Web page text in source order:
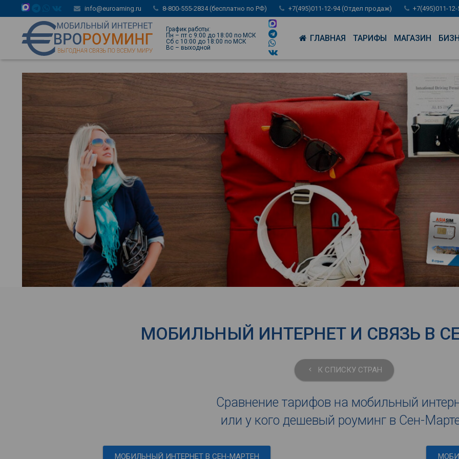
info@euroaming.ru 8-800-555-2834 (бесплатно по РФ) +7(495)011-12-94 (Отдел продаж) +7(495)011-
График работы:
Пн – пт с 9:00 до 18:00 по МСК
Сб с 10:00 до 18:00 по МСК
Вс – выходной
ГЛАВНАЯ ТАРИФЫ МАГАЗИН
МОБИЛЬНЫЙ ИНТЕРНЕТ И СВЯЗЬ В
keyboard_arrow_left К СПИСКУ СТРАН
Сравнение тарифов на мобильный
или у кого дешевый роуминг в Сен-
МОБИЛЬНЫЙ ИНТЕРНЕТ В СЕН-МАРТЕН